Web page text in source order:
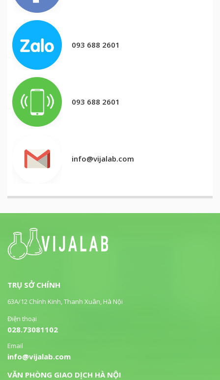
093 688 2601
093 688 2601
info@vijalab.com
TRỤ SỞ CHÍNH
63A/12 Chính Kinh, Thanh Xuân, Hà Nội
Điện thoại
028.73081102
Email
info@vijalab.com
VĂN PHÒNG GIAO DỊCH HÀ NỘI